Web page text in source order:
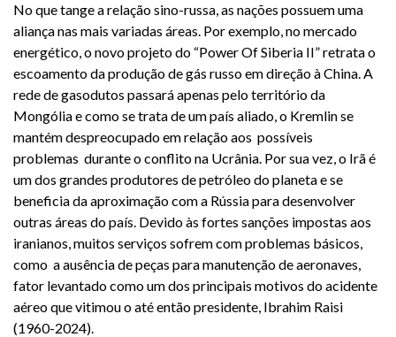
No que tange a relação sino-russa, as nações possuem uma
aliança nas mais variadas áreas. Por exemplo, no mercado
energético, o novo projeto do “Power Of Siberia II” retrata o
escoamento da produção de gás russo em direção à China. A
rede de gasodutos passará apenas pelo território da
Mongólia e como se trata de um país aliado, o Kremlin se
mantém despreocupado em relação aos possíveis
problemas durante o conflito na Ucrânia. Por sua vez, o Irã é
um dos grandes produtores de petróleo do planeta e se
beneficia da aproximação com a Rússia para desenvolver
outras áreas do país. Devido às fortes sanções impostas aos
iranianos, muitos serviços sofrem com problemas básicos,
como a ausência de peças para manutenção de aeronaves,
fator levantado como um dos principais motivos do acidente
aéreo que vitimou o até então presidente, Ibrahim Raisi
(1960-2024).